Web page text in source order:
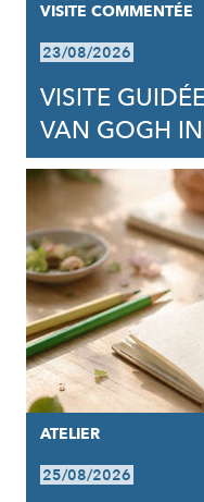
VISITE COMMENTÉE
23/08/2026
VISITE
VAN GOGH
ATELIER
25/08/2026